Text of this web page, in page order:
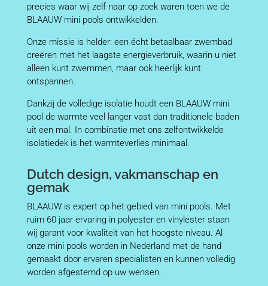
precies waar wij zelf naar op zoek waren toen we de
BLAAUW mini pools ontwikkelden.
Onze missie is helder: een écht betaalbaar zwembad
creëren met het laagste energieverbruik, waarin u niet
alleen kunt zwemmen, maar ook heerlijk kunt
ontspannen.
Dankzij de volledige isolatie houdt een BLAAUW mini
pool de warmte veel langer vast dan traditionele baden
uit een mal. In combinatie met ons zelfontwikkelde
isolatiedek is het warmteverlies minimaal.
Dutch design, vakmanschap en
gemak
BLAAUW is expert op het gebied van mini pools. Met
ruim 60 jaar ervaring in polyester en vinylester staan
wij garant voor kwaliteit van het hoogste niveau. Al
onze mini pools worden in Nederland met de hand
gemaakt door ervaren specialisten en kunnen volledig
worden afgestemd op uw wensen.